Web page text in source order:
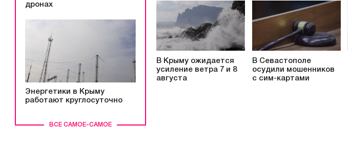
ВСЕ САМОЕ-САМОЕ
дронах
Энергетики в Крыму
работают круглосуточно
В Крыму ожидается
усиление ветра 7 и 8
августа
В Севастополе
осудили мошенников
с сим-картами